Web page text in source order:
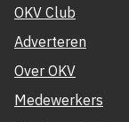
OKV Club
Adverteren
Over OKV
Medewerkers